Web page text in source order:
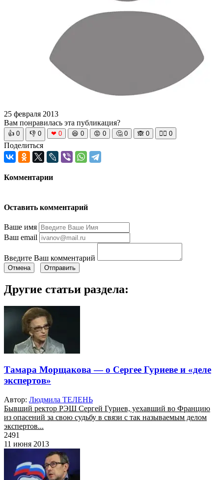
25 февраля 2013
Вам понравилась эта публикация?
👍 0 👎 0 ❤ 0 😆 0 😡 0 🤔 0 🙈 0 🧘‍♀️ 0
Поделиться
Комментарии
Оставить комментарий
Ваше имя
Ваш email
Введите Ваш комментарий
Отмена Отправить
Другие статьи раздела:
Тамара Морщакова — о Сергее Гуриеве и «деле
экспертов»
Автор: Людмила ТЕЛЕНЬ
Бывший ректор РЭШ Сергей Гуриев, уехавший во Францию
из опасений за свою судьбу в связи с так называемым делом
экспертов...
2491
11 июня 2013